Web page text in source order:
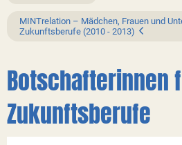
MINTrelation – Mädchen, Frauen und
Zukunftsberufe (2010 - 2013)
Botschafterinnen
Zukunftsberufe